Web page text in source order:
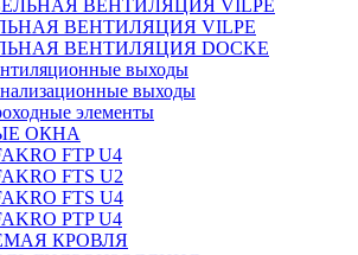
ВЕНТИЛЯЦИЯ VILPE
ВЕНТИЛЯЦИЯ DOCKE
выходы
выходы
элементы
ОКНА
FTP U4
FTS U2
FTS U4
PTP U4
КРОВЛЯ